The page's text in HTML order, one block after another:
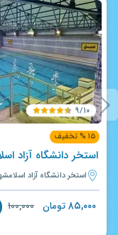
۹/۱۰
۱۵ % تخفیف
استخر دانشگاه آزاد
استخر دانشگاه آزاد
۸۵,۰۰۰تومان ۱۰۰,۰۰۰